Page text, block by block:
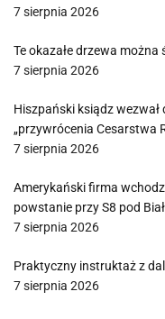
7 sierpnia 2026
Te okazałe drzewa
7 sierpnia 2026
Hiszpański ksiądz wezwał
„przywrócenia Cesarstwa
7 sierpnia 2026
Amerykański firma
powstanie przy S8 pod
7 sierpnia 2026
Praktyczny instruktaż z
7 sierpnia 2026